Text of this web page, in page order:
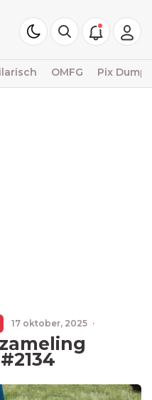
OMFG Pix Dump
17 oktober, 2025 ·